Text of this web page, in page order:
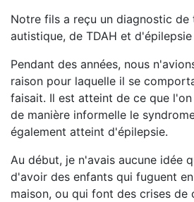
Notre fils a reçu un diagnostic
autistique, de TDAH et
Pendant des années, nous
raison pour laquelle il se
faisait. Il est atteint de ce que
de manière informelle le
également atteint d'épilepsie.
Au début, je n'avais aucune idée
d'avoir des enfants qui fuguent
maison, ou qui font des crises de